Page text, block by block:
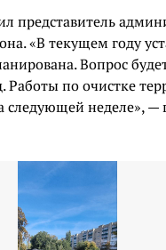
представитель
«В текущем году
Вопрос
Работы по очистке
следующей неделе», —